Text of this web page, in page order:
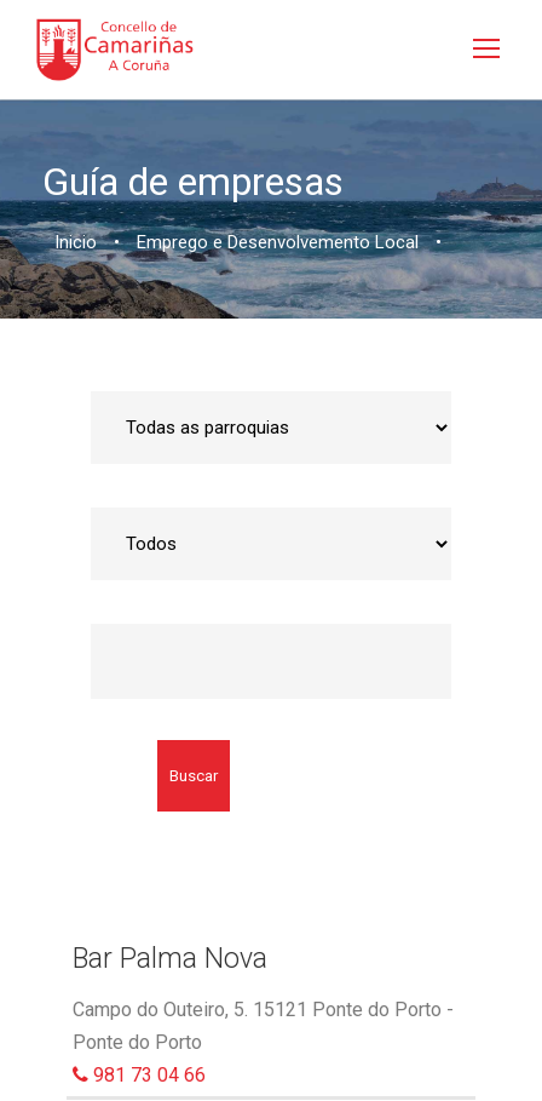
Guía de empresas
Inicio • Emprego e Desenvolvemento Local •
Buscar
Bar Palma Nova
Campo do Outeiro, 5. 15121 Ponte do Porto -
Ponte do Porto
981 73 04 66